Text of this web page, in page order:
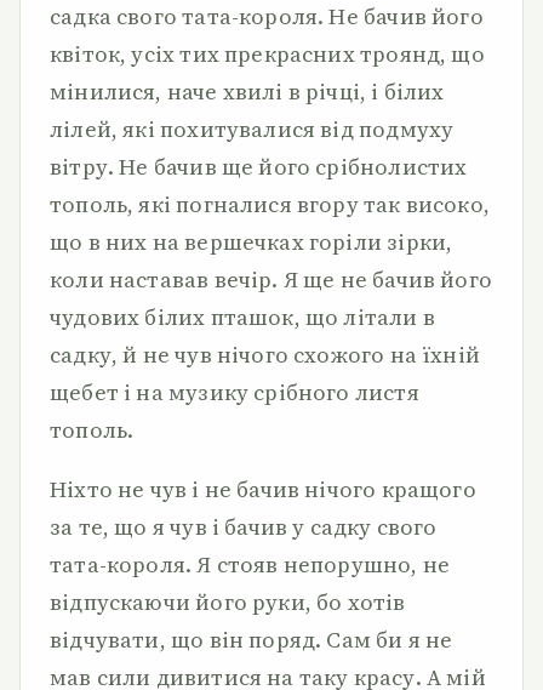
садка свого тата-короля. Не бачив його
квіток, усіх тих прекрасних троянд, що
мінилися, наче хвилі в річці, і білих
лілей, які похитувалися від подмуху
вітру. Не бачив ще його срібнолистих
тополь, які погналися вгору так високо,
що в них на вершечках горіли зірки,
коли наставав вечір. Я ще не бачив його
чудових білих пташок, що літали в
садку, й не чув нічого схожого на їхній
щебет і на музику срібного листя
тополь.
Ніхто не чув і не бачив нічого кращого
за те, що я чув і бачив у садку свого
тата-короля. Я стояв непорушно, не
відпускаючи його руки, бо хотів
відчувати, що він поряд. Сам би я не
мав сили дивитися на таку красу. А мій